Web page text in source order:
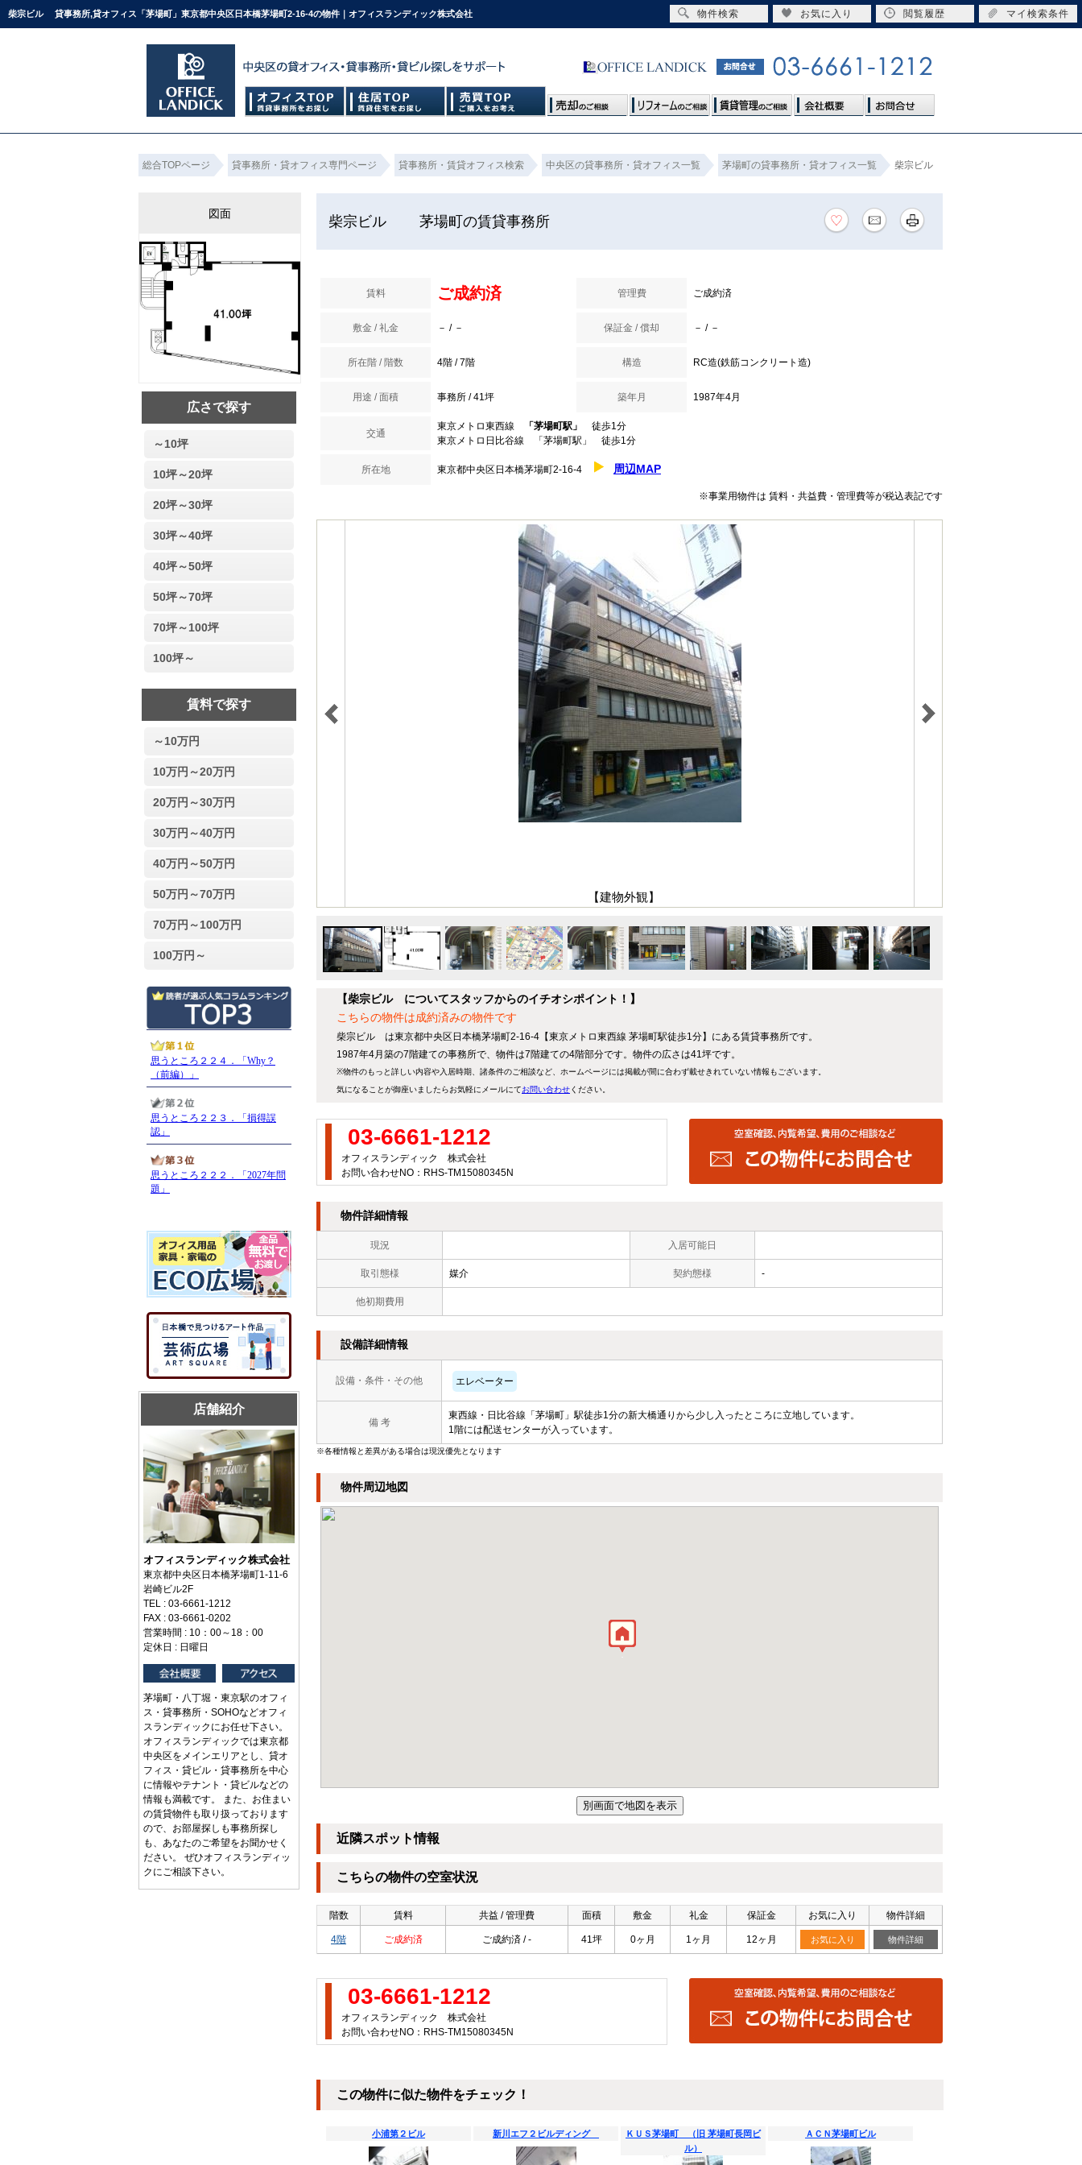
柴宗ビル 貸事務所,貸オフィス「茅場町」東京都中央区日本橋茅場町2-16-4の物件｜オフィスランディック株式会社
総合TOPページ 貸事務所・貸オフィス専門ページ 貸事務所・賃貸オフィス検索 中央区の貸事務所・貸オフィス一覧 茅場町の貸事務所・貸オフィス一覧 柴宗ビル
柴宗ビル 茅場町の賃貸事務所
賃料 ご成約済 管理費 ご成約済
敷金 / 礼金 － / － 保証金 / 償却 － / －
所在階 / 階数 4階 / 7階 構造 RC造(鉄筋コンクリート造)
用途 / 面積 事務所 / 41坪 築年月 1987年4月
交通
東京メトロ東西線 「茅場町駅」
徒歩1分
東京メトロ日比谷線 「茅場町駅」 徒歩1分
所在地 東京都中央区日本橋茅場町2-16-4 周辺MAP
※事業用物件は 賃料・共益費・管理費等が税込表記です
【建物外観】
【柴宗ビル についてスタッフからのイチオシポイント！】
こちらの物件は成約済みの物件です
柴宗ビル は東京都中央区日本橋茅場町2-16-4【東京メトロ東西線 茅場町駅徒歩1分】にある賃貸事務所です。
1987年4月築の7階建ての事務所で、物件は7階建ての4階部分です。物件の広さは41坪です。
※物件のもっと詳しい内容や入居時期、諸条件のご相談など、ホームページには掲載が間に合わず載せきれていない情報もございます。
気になることが御座いましたらお気軽にメールにてお問い合わせください。
03-6661-1212
オフィスランディック 株式会社
お問い合わせNO：RHS-TM15080345N
物件詳細情報
現況 入居可能日
取引態様 媒介 契約態様 -
他初期費用
設備詳細情報
設備・条件・その他 エレベーター
備 考
東西線・日比谷線「茅場町」駅徒歩1分の新大橋通りから少し入ったところに立地しています。
1階には配送センターが入っています。
※各種情報と差異がある場合は現況優先となります
物件周辺地図
近隣スポット情報
こちらの物件の空室状況
階数 賃料 共益 / 管理費 面積 敷金 礼金 保証金 お気に入り 物件詳細
4階 ご成約済 ご成約済 / - 41坪 0ヶ月 1ヶ月 12ヶ月 お気に入り 物件詳細
03-6661-1212
オフィスランディック 株式会社
お問い合わせNO：RHS-TM15080345N
この物件に似た物件をチェック！
小浦第２ビル 新川エフ２ビルディング
ＫＵＳ茅場町 （旧 茅場町長岡ビ
ル）
ＡＣＮ茅場町ビル
図面
広さで探す
～10坪
10坪～20坪
20坪～30坪
30坪～40坪
40坪～50坪
50坪～70坪
70坪～100坪
100坪～
賃料で探す
～10万円
10万円～20万円
20万円～30万円
30万円～40万円
40万円～50万円
50万円～70万円
70万円～100万円
100万円～
店舗紹介
オフィスランディック株式会社
東京都中央区日本橋茅場町1-11-6
岩崎ビル2F
TEL : 03-6661-1212
FAX : 03-6661-0202
営業時間 : 10：00～18：00
定休日 : 日曜日
茅場町・八丁堀・東京駅のオフィ
ス・貸事務所・SOHOなどオフィ
スランディックにお任せ下さい。
オフィスランディックでは東京都
中央区をメインエリアとし、貸オ
フィス・貸ビル・貸事務所を中心
に情報やテナント・貸ビルなどの
情報も満載です。 また、お住まい
の賃貸物件も取り扱っております
ので、お部屋探しも事務所探し
も、あなたのご希望をお聞かせく
ださい。 ぜひオフィスランディッ
クにご相談下さい。
物件検索 お気に入り 閲覧履歴 マイ検索条件